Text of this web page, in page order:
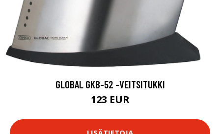
GLOBAL GKB-52 -VEITSITUKKI
123 EUR